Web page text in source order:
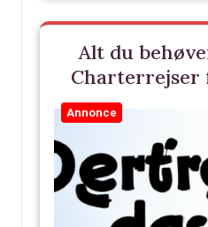
Alt du
Charterrejser
Annonce